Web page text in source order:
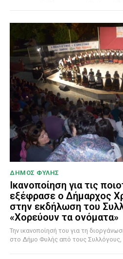
ΔΗΜΟΣ ΦΥΛΗΣ
Ικανοποίηση για τις
εξέφρασε ο Δήμαρχος
στην εκδήλωση του
«Χορεύουν τα ονόματα»
Την ικανοποίησή του για τη
στο Δήμο Φυλής από τους Συλλόγους,